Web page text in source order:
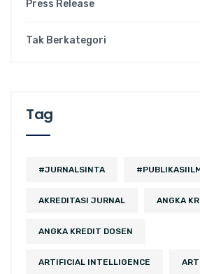
Press Release
Tak Berkategori
Tag
#JURNALSINTA
AKREDITASI JURNAL ANGKA
ANGKA KREDIT DOSEN
ARTIFICIAL INTELLIGENCE